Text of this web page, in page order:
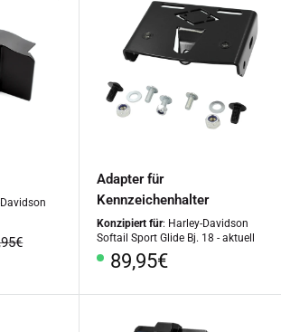
Adapter für
Kennzeichenhalter
Konzipiert für: Harley-Davidson
Softail Sport Glide Bj. 18 - aktuell
Sonderpreis
89,95€